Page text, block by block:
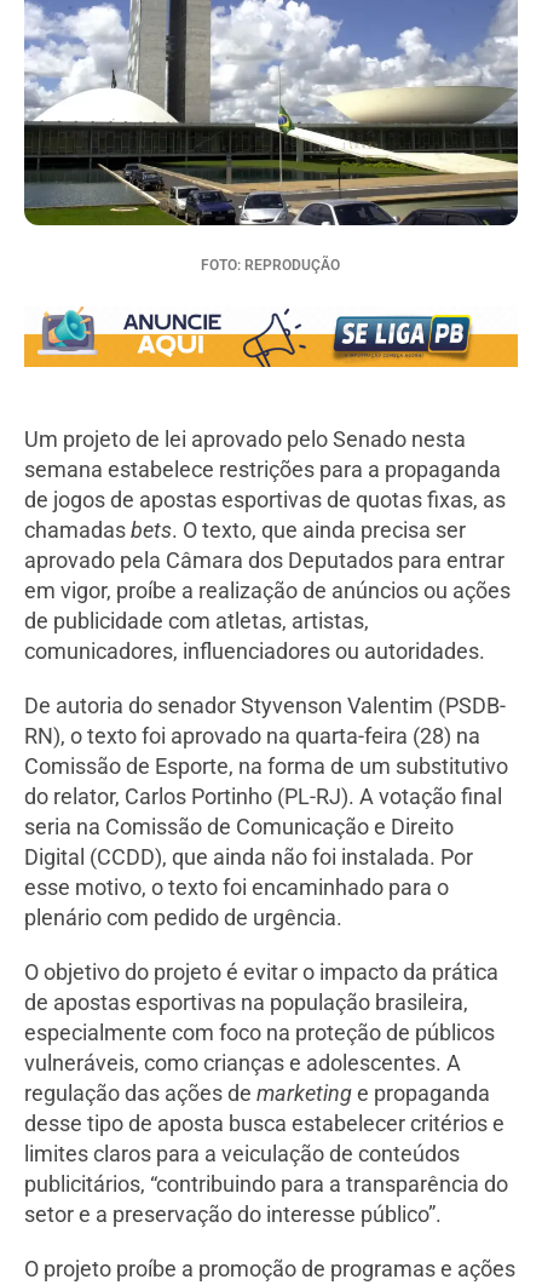
FOTO: REPRODUÇÃO
Um projeto de lei aprovado pelo Senado nesta
semana estabelece restrições para a propaganda
de jogos de apostas esportivas de quotas fixas, as
chamadasbets. O texto, que ainda precisa ser
aprovado pela Câmara dos Deputados para entrar
em vigor, proíbe a realização de anúncios ou ações
de publicidade com atletas, artistas,
comunicadores, influenciadores ou autoridades.
De autoria do senador Styvenson Valentim (PSDB-
RN), o texto foi aprovado na quarta-feira (28) na
Comissão de Esporte, na forma de um substitutivo
do relator, Carlos Portinho (PL-RJ). A votação final
seria na Comissão de Comunicação e Direito
Digital (CCDD), que ainda não foi instalada. Por
esse motivo, o texto foi encaminhado para o
plenário com pedido de urgência.
O objetivo do projeto é evitar o impacto da prática
de apostas esportivas na população brasileira,
especialmente com foco na proteção de públicos
vulneráveis, como crianças e adolescentes. A
regulação das ações de marketinge propaganda
desse tipo de aposta busca estabelecer critérios e
limites claros para a veiculação de conteúdos
publicitários, “contribuindo para a transparência do
setor e a preservação do interesse público”.
O projeto proíbe a promoção de programas e ações